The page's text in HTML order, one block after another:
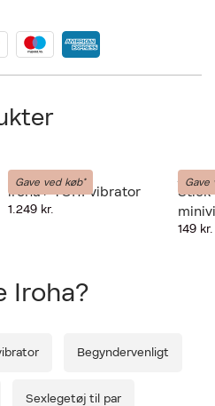
Gave ved køb*
Iroha
iroha+ TORI vibrator
1.249 kr.
Gave
Iroha
Stick
149 kr.
Iroha?
Begyndervenligt
Sexlegetøj til par